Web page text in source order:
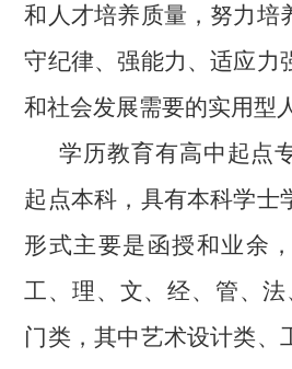
和人才培养质量，努力培
守纪律、强能力、适应力
和社会发展需要的实用型
学历教育有高中起点
起点本科，具有本科学士
形式主要是函授和业余
工、理、文、经、管、
门类，其中艺术设计类、